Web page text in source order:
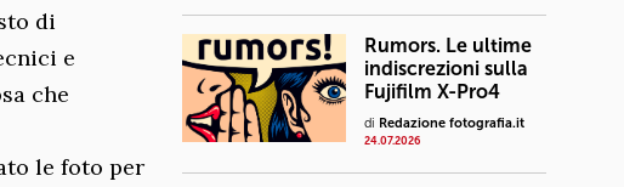
di
e
che
le foto per
Rumors. Le ultime
indiscrezioni sulla
Fujifilm X-Pro4
di Redazione fotografia.it
24.07.2026